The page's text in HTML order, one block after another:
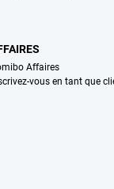
Affaires
vous en tant que